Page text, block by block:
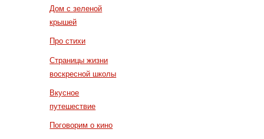
Дом с зеленой
крышей
Про стихи
Страницы жизни
воскресной школы
Вкусное
путешествие
Поговорим о кино